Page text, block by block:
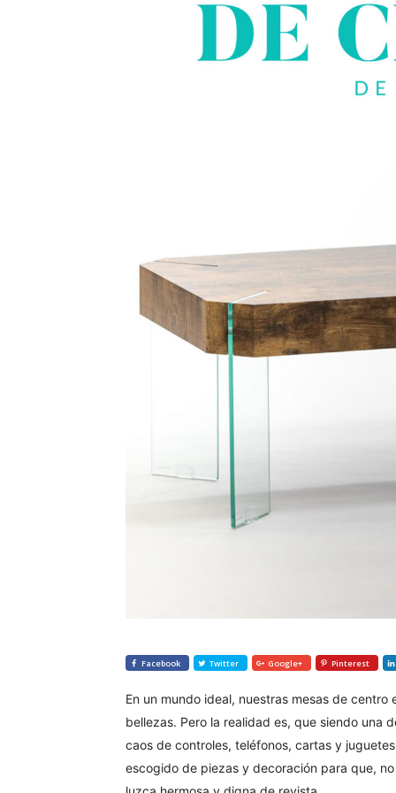
Facebook Twitter Google+ Pinterest
En un mundo ideal, nuestras mesas de
bellezas. Pero la realidad es, que siendo una
caos de controles, teléfonos, cartas y
escogido de piezas y decoración para que,